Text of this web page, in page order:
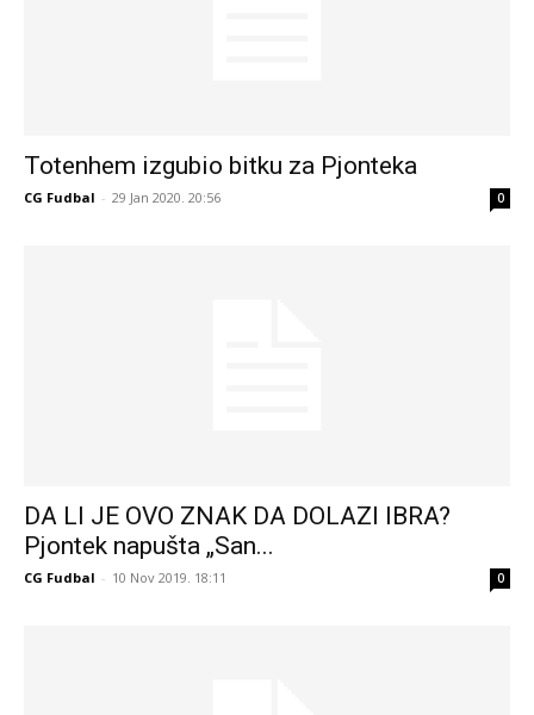
Totenhem izgubio bitku za Pjonteka
CG Fudbal - 29 Jan 2020. 20:56 0
DA LI JE OVO ZNAK DA DOLAZI IBRA?
Pjontek napušta „San...
CG Fudbal - 10 Nov 2019. 18:11 0